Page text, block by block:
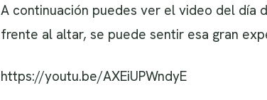
A continuación puedes ver el video del día
frente al altar, se puede sentir esa gran
https://youtu.be/AXEiUPWndyE